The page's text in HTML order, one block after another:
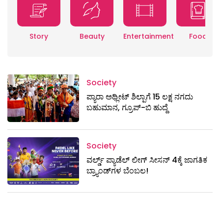
Story Beauty Entertainment Food
Society
ಪ್ಯಾರಾ ಅಥ್ಲೀಟ್ ಶಿಲ್ಪಾಗೆ 15 ಲಕ್ಷ ನಗದು
ಬಹುಮಾನ, ಗ್ರೂಪ್-ಬಿ ಹುದ್ದೆ
Society
ವರ್ಲ್ಡ್ ಪ್ಯಾಡೆಲ್ ಲೀಗ್ ಸೀಸನ್ 4ಕ್ಕೆ ಜಾಗತಿಕ
ಬ್ರ್ಯಾಂಡ್‌ಗಳ ಬೆಂಬಲ!